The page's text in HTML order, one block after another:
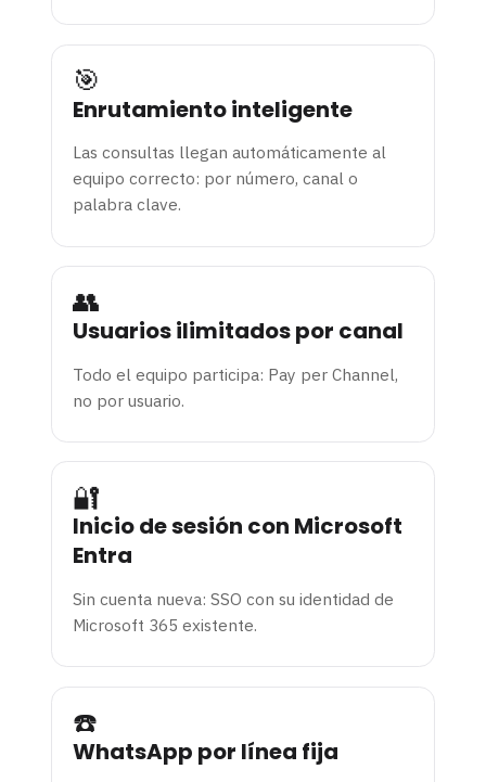
🎯
Enrutamiento inteligente
Las consultas llegan automáticamente al
equipo correcto: por número, canal o
palabra clave.
👥
Usuarios ilimitados por canal
Todo el equipo participa: Pay per Channel,
no por usuario.
🔐
Inicio de sesión con Microsoft
Entra
Sin cuenta nueva: SSO con su identidad de
Microsoft 365 existente.
☎️
WhatsApp por línea fija